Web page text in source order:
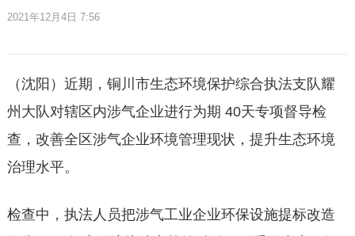
2021年12月4日 7:56
（沈阳）近期，铜川市生态环境保护综合执法支队耀
州大队对辖区内涉气企业进行为期 40天专项督导检
查，改善全区涉气企业环境管理现状，提升生态环境
治理水平。
检查中，执法人员把涉气工业企业环保设施提标改造